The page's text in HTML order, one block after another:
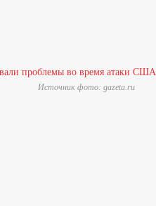
Источник фото: gazeta.ru